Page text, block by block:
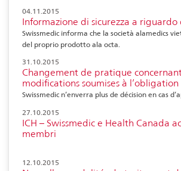
04.11.2015
Informazione di sicurezza a riguardo
Swissmedic informa che la società alamedics
del proprio prodotto ala octa.
31.10.2015
Changement de pratique
modifications soumises à l’obligation
Swissmedic n’enverra plus de décision en cas
27.10.2015
ICH – Swissmedic e Health Canada
membri
12.10.2015